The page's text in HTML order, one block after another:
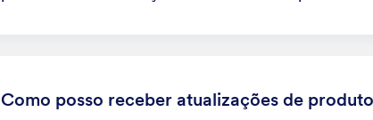
Como posso receber atualizações de